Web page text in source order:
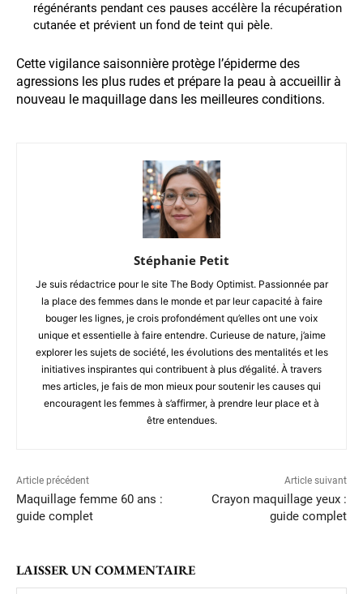
régénérants pendant ces pauses accélère la récupération
cutanée et prévient un fond de teint qui pèle.
Cette vigilance saisonnière protège l’épiderme des
agressions les plus rudes et prépare la peau à accueillir à
nouveau le maquillage dans les meilleures conditions.
Stéphanie Petit
Je suis rédactrice pour le site The Body Optimist. Passionnée par
la place des femmes dans le monde et par leur capacité à faire
bouger les lignes, je crois profondément qu’elles ont une voix
unique et essentielle à faire entendre. Curieuse de nature, j’aime
explorer les sujets de société, les évolutions des mentalités et les
initiatives inspirantes qui contribuent à plus d’égalité. À travers
mes articles, je fais de mon mieux pour soutenir les causes qui
encouragent les femmes à s’affirmer, à prendre leur place et à
être entendues.
Article précédent
Maquillage femme 60 ans :
guide complet
Article suivant
Crayon maquillage yeux :
guide complet
LAISSER UN COMMENTAIRE